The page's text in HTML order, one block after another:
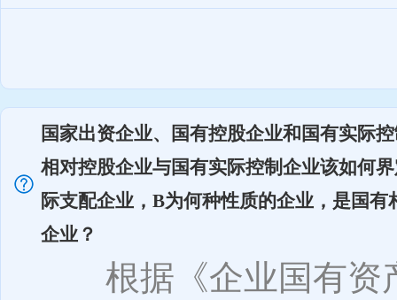
国家出资企业、国有控股企业和国有实际
相对控股企业与国有实际控制企业该如何
际支配企业，B为何种性质的企业，是国
企业？
根据《企业国有资